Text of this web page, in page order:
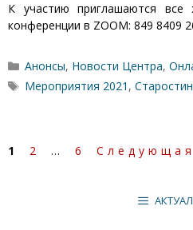
К участию приглашаются все
конференции в ZOOM: 849 8409
Рубрики
Анонсы, Новости Центра,
Метки
Мероприятия 2021 ,
Страница
1 Страница
2 … Страница
6